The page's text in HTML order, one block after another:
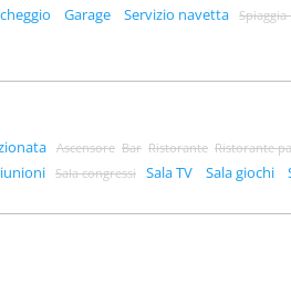
Garage Servizio navetta
Ascensore Bar Ristorante Ristorante
Sala congressi Sala TV Sala giochi